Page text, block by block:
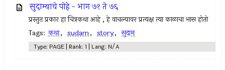
सुदाम्याचे पोहे - भाग ७१ ते ७६
प्रस्तुत प्रकार हा चित्रकथा आहे , हे वाचल्यावर प्रत्यक्ष त्या काळाचा भास होतो
Tags: कथा, sudam, story, सुदाम
Type: PAGE | Rank: 1 | Lang: N/A